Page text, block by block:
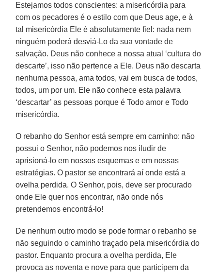
Estejamos todos conscientes: a misericórdia para
com os pecadores é o estilo com que Deus age, e à
tal misericórdia Ele é absolutamente fiel: nada nem
ninguém poderá desviá-Lo da sua vontade de
salvação. Deus não conhece a nossa atual ‘cultura do
descarte’, isso não pertence a Ele. Deus não descarta
nenhuma pessoa, ama todos, vai em busca de todos,
todos, um por um. Ele não conhece esta palavra
‘descartar’ as pessoas porque é Todo amor e Todo
misericórdia.
O rebanho do Senhor está sempre em caminho: não
possui o Senhor, não podemos nos iludir de
aprisioná-lo em nossos esquemas e em nossas
estratégias. O pastor se encontrará aí onde está a
ovelha perdida. O Senhor, pois, deve ser procurado
onde Ele quer nos encontrar, não onde nós
pretendemos encontrá-lo!
De nenhum outro modo se pode formar o rebanho se
não seguindo o caminho traçado pela misericórdia do
pastor. Enquanto procura a ovelha perdida, Ele
provoca as noventa e nove para que participem da